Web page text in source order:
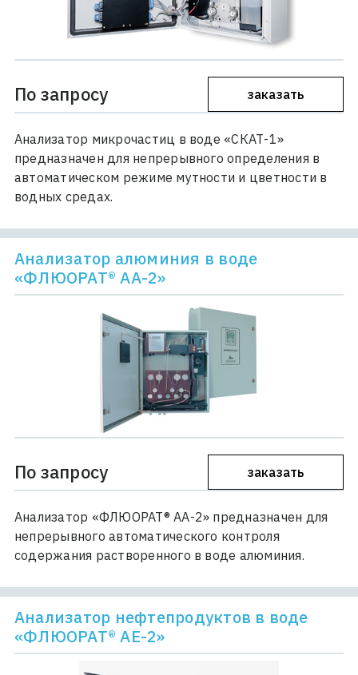
По запросу заказать
Анализатор микрочастиц в воде «СКАТ-1»
предназначен для непрерывного определения в
автоматическом режиме мутности и цветности в
водных средах.
Анализатор алюминия в воде
«ФЛЮОРАТ® АА-2»
По запросу заказать
Анализатор «ФЛЮОРАТ® АА-2» предназначен для
непрерывного автоматического контроля
содержания растворенного в воде алюминия.
Анализатор нефтепродуктов в воде
«ФЛЮОРАТ® АЕ-2»